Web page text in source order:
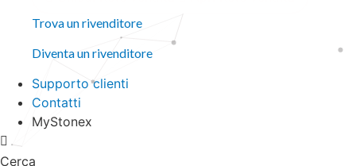
Trova un rivenditore
Diventa un rivenditore
Supporto clienti
Contatti
MyStonex
Cerca